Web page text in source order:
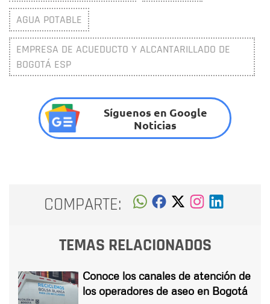
AGUA POTABLE
EMPRESA DE ACUEDUCTO Y ALCANTARILLADO DE
BOGOTÁ ESP
Síguenos en Google
Noticias
COMPARTE:
TEMAS RELACIONADOS
Conoce los canales de atención de
los operadores de aseo en Bogotá